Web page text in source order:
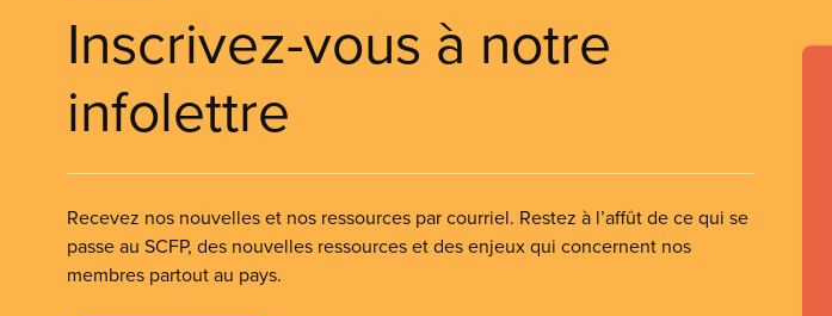
Inscrivez-vous à notre
infolettre
Recevez nos nouvelles et nos ressources par courriel. Restez à l’affût de ce qui se
passe au SCFP, des nouvelles ressources et des enjeux qui concernent nos
membres partout au pays.